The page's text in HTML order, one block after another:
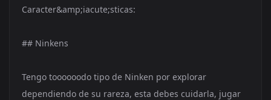
Caracter&amp;iacute;sticas:
## Ninkens
Tengo toooooodo tipo de Ninken por explorar
dependiendo de su rareza, esta debes cuidarla, jugar